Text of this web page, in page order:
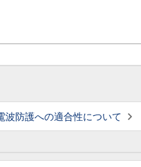
波防護への適合性について